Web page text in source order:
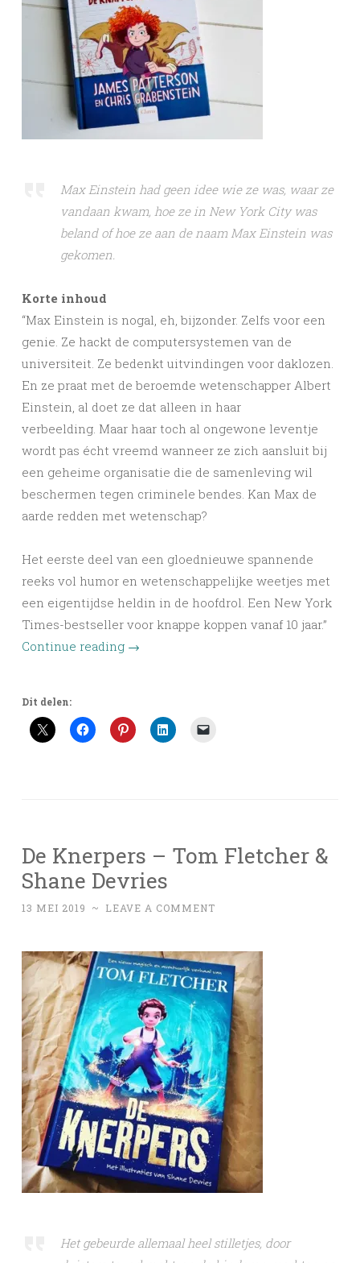
Max Einstein had geen idee wie ze was, waar ze
vandaan kwam, hoe ze in New York City was
beland of hoe ze aan de naam Max Einstein was
gekomen.
Korte inhoud
“Max Einstein is nogal, eh, bijzonder. Zelfs voor een
genie. Ze hackt de computersystemen van de
universiteit. Ze bedenkt uitvindingen voor daklozen.
En ze praat met de beroemde wetenschapper Albert
Einstein, al doet ze dat alleen in haar
verbeelding. Maar haar toch al ongewone leventje
wordt pas écht vreemd wanneer ze zich aansluit bij
een geheime organisatie die de samenleving wil
beschermen tegen criminele bendes. Kan Max de
aarde redden met wetenschap?
Het eerste deel van een gloednieuwe spannende
reeks vol humor en wetenschappelijke weetjes met
een eigentijdse heldin in de hoofdrol. Een New York
Times-bestseller voor knappe koppen vanaf 10 jaar.”
Continue reading →
Dit delen:
De Knerpers – Tom Fletcher &
Shane Devries
13 MEI 2019 ~ LEAVE A COMMENT
Het gebeurde allemaal heel stilletjes, door